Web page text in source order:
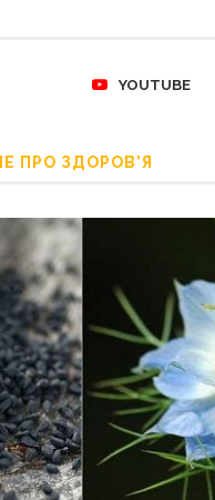
YOUTUBE
ПРО ЗДОРОВ’Я